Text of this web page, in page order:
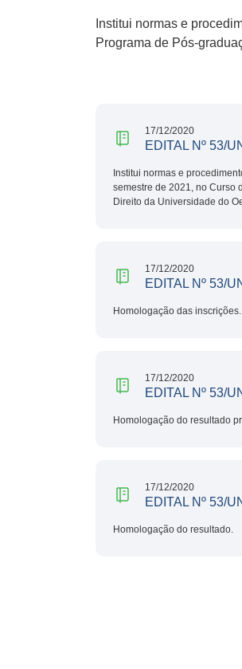
Institui normas e
Programa de Pós-
17/12/2020
EDITAL Nº 53/
Institui normas e
semestre de 2021, no Curso
Direito da Universidade do
17/12/2020
EDITAL Nº 53/
Homologação das inscrições.
17/12/2020
EDITAL Nº 53/
Homologação do resultado
17/12/2020
EDITAL Nº 53/
Homologação do resultado.